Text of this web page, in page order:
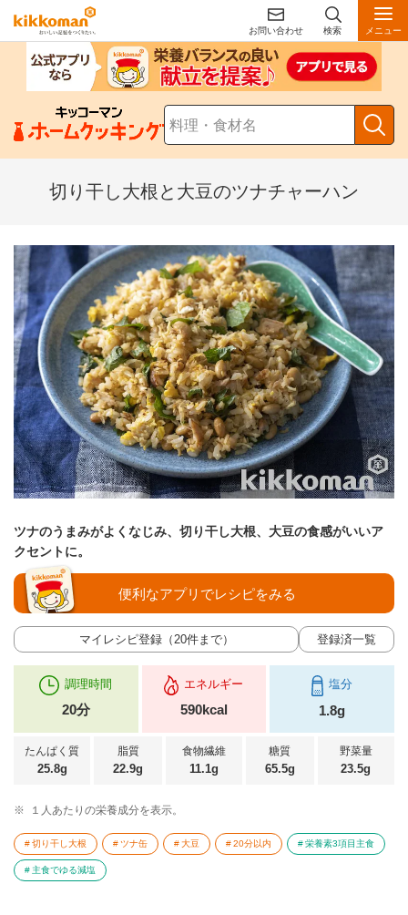
お問い合わせ 検索 メニュー
切り干し大根と大豆のツナチャーハン
ツナのうまみがよくなじみ、切り干し大根、大豆の食感がいいア
クセントに。
マイレシピ登録（20件まで） 登録済一覧
便利なアプリでレシピをみる
調理時間
20分
エネルギー
590kcal
塩分
1.8g
たんぱく質
25.8g
脂質
22.9g
食物繊維
11.1g
糖質
65.5g
野菜量
23.5g
※ １人あたりの栄養成分を表示。
切り干し大根 ツナ缶 大豆 20分以内 栄養素3項目主食
主食でゆる減塩